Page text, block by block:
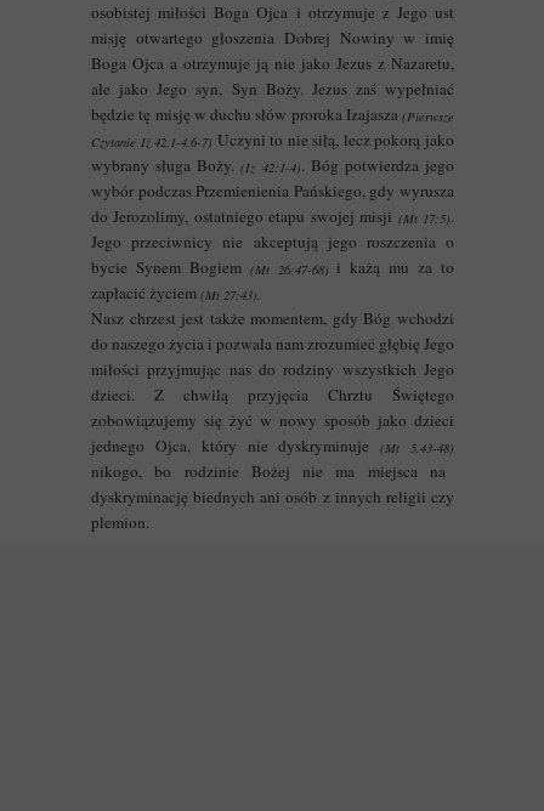
osobistej miłości Boga Ojca i otrzymuje z Jego ust
misję otwartego głoszenia Dobrej Nowiny w imię
Boga Ojca a otrzymuje ją nie jako Jezus z Nazaretu,
ale jako Jego syn, Syn Boży. Jezus zaś wypełniać
będzie tę misję w duchu słów proroka Izajasza (Pierwsze
Czytanie Iż 42,1-4,6-7) Uczyni to nie siłą, lecz pokorą jako
wybrany sługa Boży.(Iz 42:1-4). Bóg potwierdza jego
wybór podczas Przemienienia Pańskiego, gdy wyrusza
do Jerozolimy, ostatniego etapu swojej misji (Mt 17:5).
Jego przeciwnicy nie akceptują jego roszczenia o
bycie Synem Bogiem (Mt 26:47-68) i każą mu za to
zapłacić życiem (Mt 27:43).
Nasz chrzest jest także momentem, gdy Bóg wchodzi
do naszego życia i pozwala nam zrozumieć głębię Jego
miłości przyjmując nas do rodziny wszystkich Jego
dzieci. Z chwilą przyjęcia Chrztu Świętego
zobowiązujemy się żyć w nowy sposób jako dzieci
jednego Ojca, który nie dyskryminuje(Mt 5,43-48)
nikogo, bo rodzinie Bożej nie ma miejsca na
dyskryminację biednych ani osób z innych religii czy
plemion.